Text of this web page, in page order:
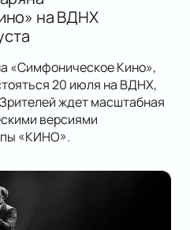
на ВДНХ
«Симфоническое Кино»,
20 июля на ВДНХ,
ждет масштабная
версиями
«КИНО».